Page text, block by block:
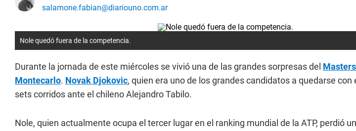
salamone.fabian@diariouno.com.ar
Nole quedó fuera de la competencia.
Durante la jornada de este miércoles se vivió una de las grandes sorpresas del
Montecarlo. Novak Djokovic, quien era uno de los grandes candidatos a quedarse con
sets corridos ante el chileno Alejandro Tabilo.
Nole, quien actualmente ocupa el tercer lugar en el ranking mundial de la ATP, perdió